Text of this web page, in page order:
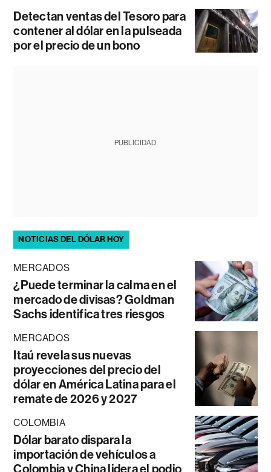
Detectan ventas del Tesoro para
contener al dólar en la pulseada
por el precio de un bono
PUBLICIDAD
NOTICIAS DEL DÓLAR HOY
MERCADOS
¿Puede terminar la calma en el
mercado de divisas? Goldman
Sachs identifica tres riesgos
MERCADOS
Itaú revela sus nuevas
proyecciones del precio del
dólar en América Latina para el
remate de 2026 y 2027
COLOMBIA
Dólar barato dispara la
importación de vehículos a
Colombia y China lidera el podio